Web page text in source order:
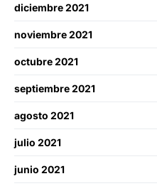
diciembre 2021
noviembre 2021
octubre 2021
septiembre 2021
agosto 2021
julio 2021
junio 2021